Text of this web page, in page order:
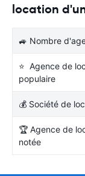
location
🚙 Nombre
⭐ Agence de
populaire
💰 Société de
🏆 Agence de
notée